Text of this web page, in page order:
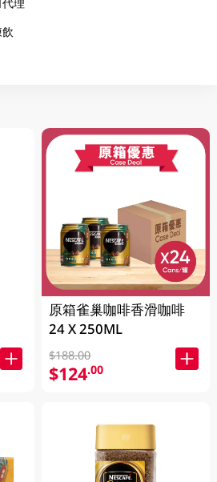
原箱雀巢咖啡香滑咖啡
24 X 250ML
$188.00
$124.00